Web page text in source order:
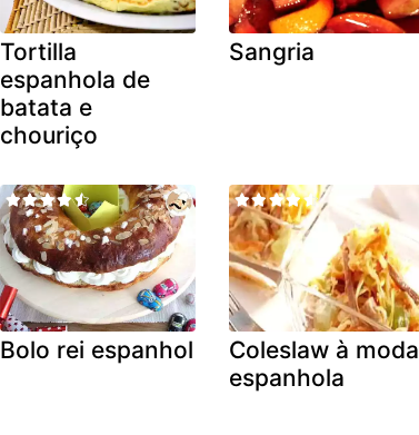
Tortilla
espanhola de
batata e
chouriço
Sangria
Bolo rei espanhol
Coleslaw à moda
espanhola